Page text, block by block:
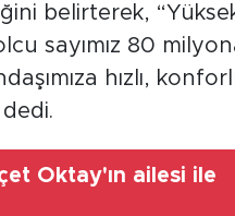
belirterek,
sayımız 80
hızlı,
Oktay'ın ailesi ile